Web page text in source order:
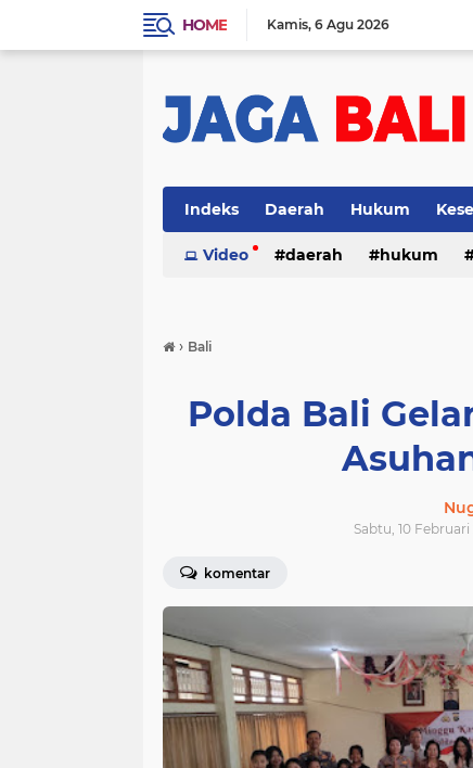
HOME Kamis 6 Agu 2026
Indeks Daerah Hukum
Video daerah hukum
› Bali
Polda Bali
Sabtu, 10
komentar